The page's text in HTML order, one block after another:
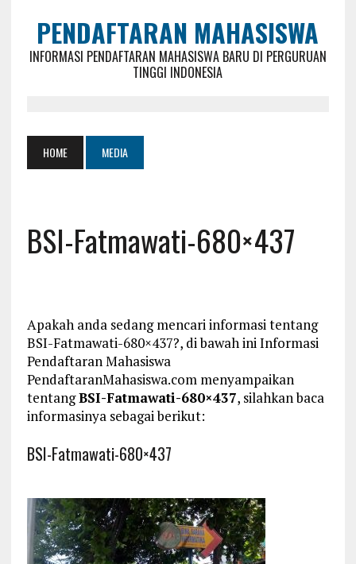
PENDAFTARAN MAHASISWA
INFORMASI PENDAFTARAN MAHASISWA BARU DI PERGURUAN
TINGGI INDONESIA
HOME MEDIA
BSI-Fatmawati-680×437
Apakah anda sedang mencari informasi tentang
BSI-Fatmawati-680×437?, di bawah ini Informasi
Pendaftaran Mahasiswa
PendaftaranMahasiswa.com menyampaikan
tentangBSI-Fatmawati-680×437, silahkan baca
informasinya sebagai berikut:
BSI-Fatmawati-680×437